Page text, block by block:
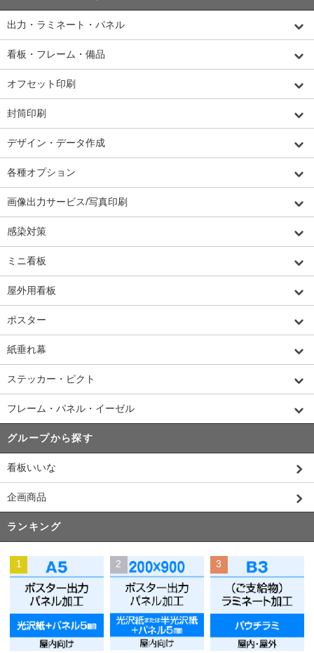
出力・ラミネート・パネル
看板・フレーム・備品
オフセット印刷
封筒印刷
デザイン・データ作成
各種オプション
画像出力サービス/写真印刷
感染対策
ミニ看板
屋外用看板
ポスター
紙垂れ幕
ステッカー・ピクト
フレーム・パネル・イーゼル
グループから探す
看板いいな
企画商品
ランキング
1 2 3